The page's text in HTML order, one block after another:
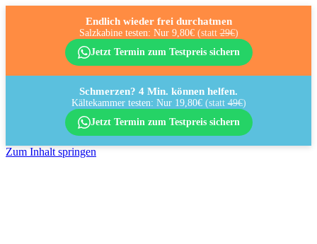
Endlich wieder frei durchatmen
Salzkabine testen: Nur 9,80€ (statt29€)
Jetzt Termin zum Testpreis sichern
Schmerzen? 4 Min. können helfen.
Kältekammer testen: Nur 19,80€ (statt49€)
Jetzt Termin zum Testpreis sichern
Zum Inhalt springen